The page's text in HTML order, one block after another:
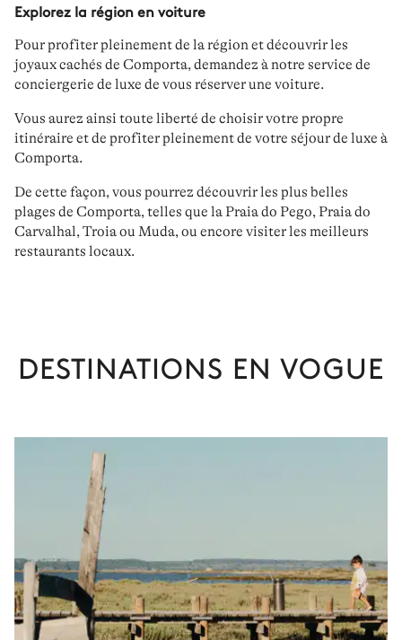
Explorez la région en voiture
Pour profiter pleinement de la région et découvrir les
joyaux cachés de Comporta, demandez à notre service de
conciergerie de luxe de vous réserverune voiture.
Vous aurez ainsi toute liberté de choisirvotre propre
itinéraire et de profiter pleinement de votre séjour de luxe à
Comporta.
De cette façon, vous pourrez découvrir les plus belles
plages de Comporta, telles que la Praia do Pego, Praia do
Carvalhal, Troia ou Muda, ou encore visiter les meilleurs
restaurants locaux.
DESTINATIONS EN VOGUE